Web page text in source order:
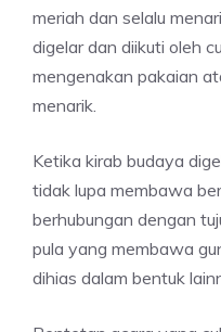
meriah dan selalu
digelar dan diikuti oleh
mengenakan pakaian
menarik.
Ketika kirab budaya
tidak lupa membawa
berhubungan dengan
pula yang membawa
dihias dalam bentuk